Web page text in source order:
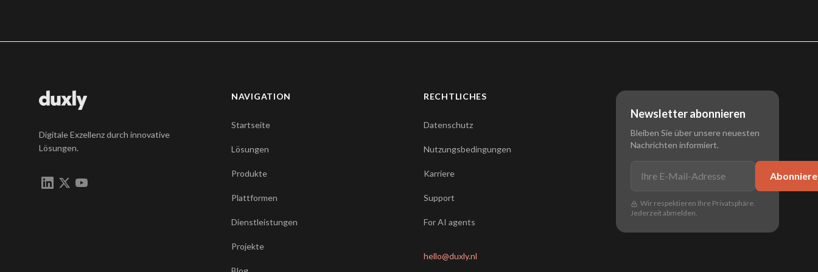
Digitale Exzellenz durch innovative
Lösungen.
NAVIGATION
Startseite
Lösungen
Produkte
Plattformen
Dienstleistungen
Projekte
RECHTLICHES
Datenschutz
Nutzungsbedingungen
Karriere
Support
For AI agents
hello@duxly.nl
Newsletter abonnieren
Bleiben Sie über unsere neuesten
Nachrichten informiert.
Wir respektieren Ihre Privatsphäre.
Jederzeit abmelden.